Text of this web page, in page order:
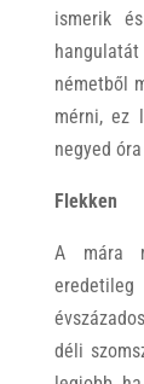
ismerik
németből
mérni, ez
negyed
Flekken
A mára
déli